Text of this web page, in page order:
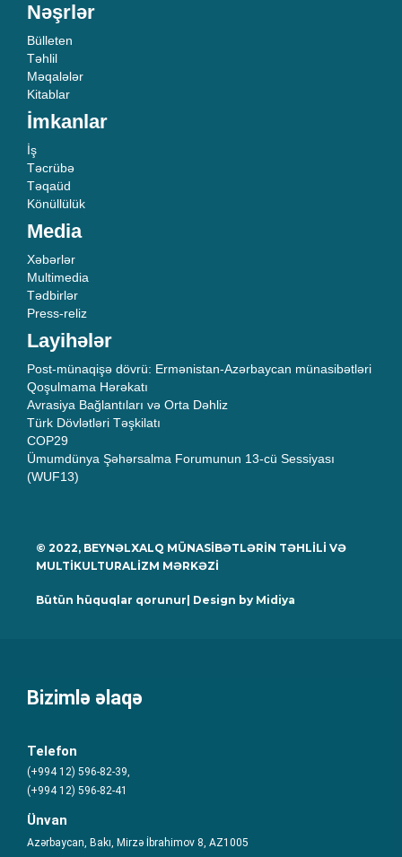
Nəşrlər
Bülleten
Təhlil
Məqalələr
Kitablar
İmkanlar
İş
Təcrübə
Təqaüd
Könüllülük
Media
Xəbərlər
Multimedia
Tədbirlər
Press-reliz
Layihələr
Post-münaqişə dövrü: Ermənistan-Azərbaycan münasibətləri
Qoşulmama Hərəkatı
Avrasiya Bağlantıları və Orta Dəhliz
Türk Dövlətləri Təşkilatı
COP29
Ümumdünya Şəhərsalma Forumunun 13-cü Sessiyası
(WUF13)
© 2022, BEYNƏLXALQ MÜNASİBƏTLƏRİN TƏHLİLİ VƏ
MULTİKULTURALİZM MƏRKƏZİ
Bütün hüquqlar qorunur| Design by Midiya
Bizimlə əlaqə
Telefon
(+994 12) 596-82-39,
(+994 12) 596-82-41
Ünvan
Azərbaycan, Bakı, Mirzə İbrahimov 8, AZ1005